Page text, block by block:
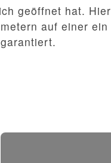
geöffnet hat. Hier
auf einer ein